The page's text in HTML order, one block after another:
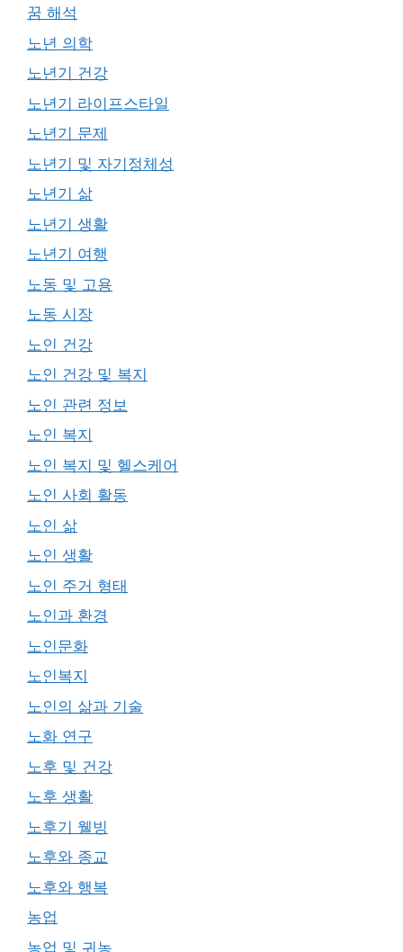
꿈 해석
노년 의학
노년기 건강
노년기 라이프스타일
노년기 문제
노년기 및 자기정체성
노년기 삶
노년기 생활
노년기 여행
노동 및 고용
노동 시장
노인 건강
노인 건강 및 복지
노인 관련 정보
노인 복지
노인 복지 및 헬스케어
노인 사회 활동
노인 삶
노인 생활
노인 주거 형태
노인과 환경
노인문화
노인복지
노인의 삶과 기술
노화 연구
노후 및 건강
노후 생활
노후기 웰빙
노후와 종교
노후와 행복
농업
농업 및 귀농